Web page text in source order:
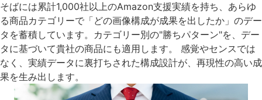
そばには累計1,000社以上のAmazon支援実績を持ち、あらゆ
る商品カテゴリーで「どの画像構成が成果を出したか」のデー
タを蓄積しています。カテゴリー別の"勝ちパターン"を、デー
タに基づいて貴社の商品にも適用します。 感覚やセンスでは
なく、実績データに裏打ちされた構成設計が、再現性の高い成
果を生み出します。